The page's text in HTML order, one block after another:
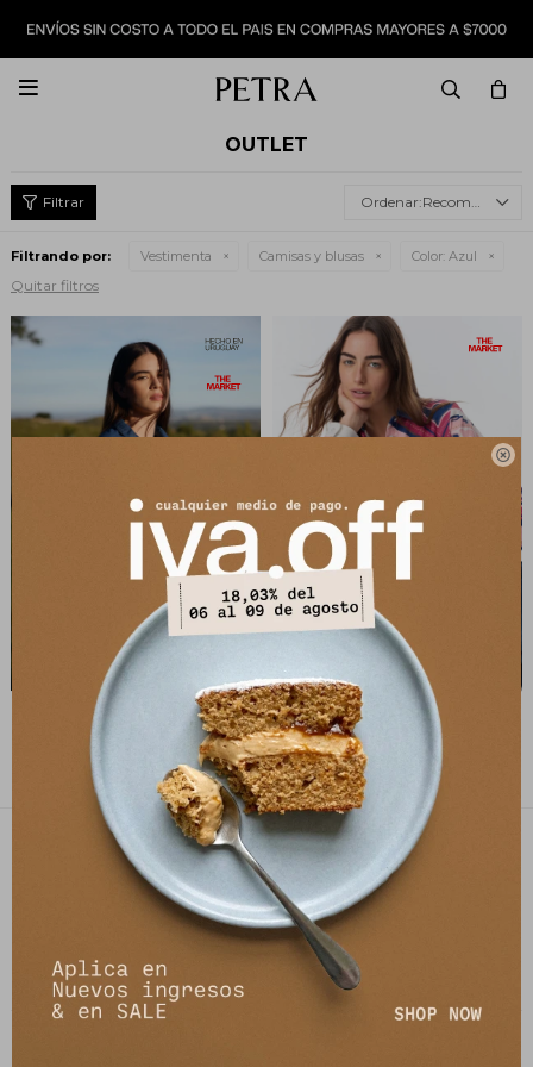


OUTLET
Recomendados
Filtrando por: Vestimenta Camisas y blusas Color: Azul
Quitar filtros
Camisa Alterna - Azul Camisa Nysa - Estampa Azul
$ 1.490
PETRA STORE
27141061 - 099 747 832
21 de setiembre 2895, Montevideo
shop@petrastore.com.uy
De lunes a sábados de 11 a 20hs